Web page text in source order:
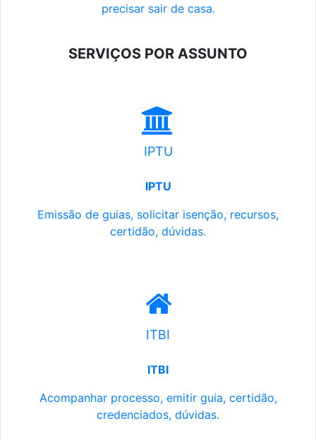
precisar sair de casa.
SERVIÇOS POR ASSUNTO
IPTU
IPTU
Emissão de guias, solicitar isenção, recursos,
certidão, dúvidas.
ITBI
ITBI
Acompanhar processo, emitir guia, certidão,
credenciados, dúvidas.